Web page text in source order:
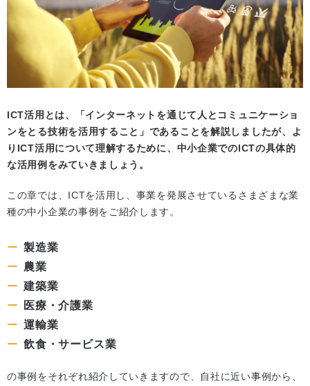
ICT活用とは、「インターネットを通じて人とコミュニケーショ
ンをとる技術を活用すること」であることを解説しましたが、よ
りICT活用について理解するために、中小企業でのICTの具体的
な活用例をみていきましょう。
この章では、ICTを活用し、事業を発展させているさまざまな業
種の中小企業の事例をご紹介します。
製造業
農業
建築業
医療・介護業
運輸業
飲食・サービス業
の事例をそれぞれ紹介していきますので、自社に近い事例から、